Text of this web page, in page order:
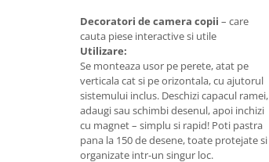
Decoratori de camera copii – care
cauta piese interactive si utile
Utilizare:
Se monteaza usor pe perete, atat pe
verticala cat si pe orizontala, cu ajutorul
sistemului inclus. Deschizi capacul ramei,
adaugi sau schimbi desenul, apoi inchizi
cu magnet – simplu si rapid! Poti pastra
pana la 150 de desene, toate protejate si
organizate intr-un singur loc.